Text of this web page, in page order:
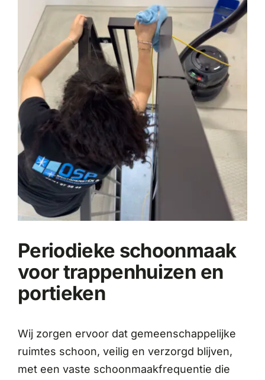
Periodieke schoonmaak
voor trappenhuizen en
portieken
Wij zorgen ervoor dat gemeenschappelijke
ruimtes schoon, veilig en verzorgd blijven,
met een vaste schoonmaakfrequentie die